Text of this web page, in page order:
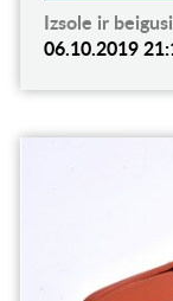
Izsole ir
06.10.2019